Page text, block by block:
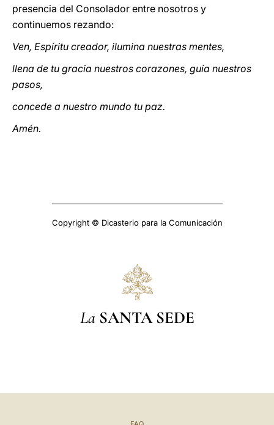
presencia del Consolador entre nosotros y
continuemos rezando:
Ven, Espíritu creador, ilumina nuestras mentes,
llena de tu gracia nuestros corazones, guía nuestros
pasos,
concede a nuestro mundo tu paz.
Amén.
Copyright © Dicasterio para la Comunicación
La SANTA SEDE